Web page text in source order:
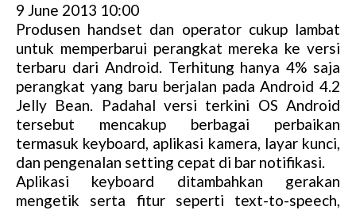
9 June 2013 10:00
Produsen handset dan operator cukup lambat
untuk memperbarui perangkat mereka ke versi
terbaru dari Android. Terhitung hanya 4% saja
perangkat yang baru berjalan pada Android 4.2
Jelly Bean. Padahal versi terkini OS Android
tersebut mencakup berbagai perbaikan
termasuk keyboard, aplikasi kamera, layar kunci,
dan pengenalan setting cepat di bar notifikasi.
Aplikasi keyboard ditambahkan gerakan
mengetik serta fitur seperti text-to-speech,